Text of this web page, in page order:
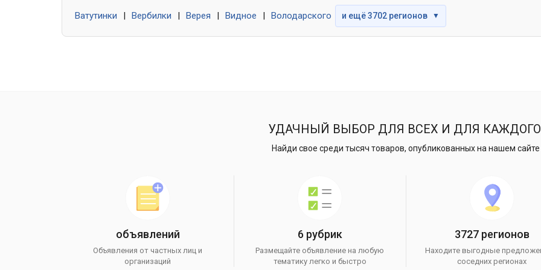
Ватутинки Вербилки Верея Видное Володарского и ещё 3702 регионов ▼
УДАЧНЫЙ ВЫБОР ДЛЯ ВСЕХ И ДЛЯ
Найди свое среди тысяч товаров, опубликованных на нашем сайте
объявлений
Объявления от частных лиц и
организаций
6 рубрик
Размещайте объявление на любую
тематику легко и быстро
3727 регионов
Находите выгодные
соседних регионах